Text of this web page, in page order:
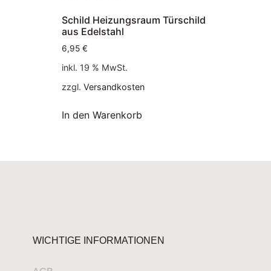
Schild Heizungsraum Türschild
aus Edelstahl
6,95 €
inkl. 19 % MwSt.
zzgl. Versandkosten
In den Warenkorb
WICHTIGE INFORMATIONEN